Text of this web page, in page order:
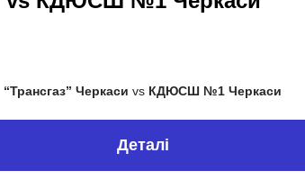
“Трансгаз” Черкаси vs КДЮСШ №1 Черкаси
Деталі